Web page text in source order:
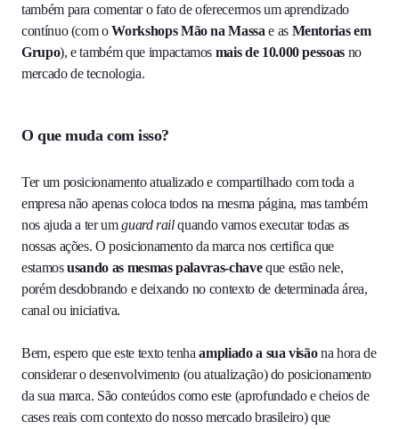
também para comentar o fato de oferecermos um aprendizado
contínuo (com oWorkshops Mão na Massa e as Mentorias em
Grupo), e também que impactamos mais de 10.000 pessoas no
mercado de tecnologia.
O que muda com isso?
Ter um posicionamento atualizado e compartilhado com toda a
empresa não apenas coloca todos na mesma página, mas também
nos ajuda a ter umguard railquando vamos executar todas as
nossas ações. O posicionamento da marca nos certifica que
estamosusando as mesmas palavras-chaveque estão nele,
porém desdobrando e deixando no contexto de determinada área,
canal ou iniciativa.
Bem, espero que este texto tenhaampliado a sua visãona hora de
considerar o desenvolvimento (ou atualização) do posicionamento
da sua marca. São conteúdos como este (aprofundado e cheios de
cases reais com contexto do nosso mercado brasileiro) que